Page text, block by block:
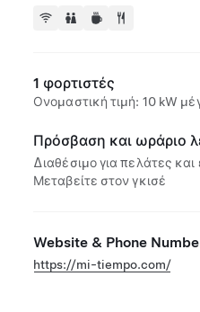
1 φορτιστές
Ονομαστική τιμή: 10 kW
Πρόσβαση και ωράριο
Διαθέσιμο για πελάτες
Μεταβείτε στον γκισέ
Website & Phone
https://mi-tiempo.com/